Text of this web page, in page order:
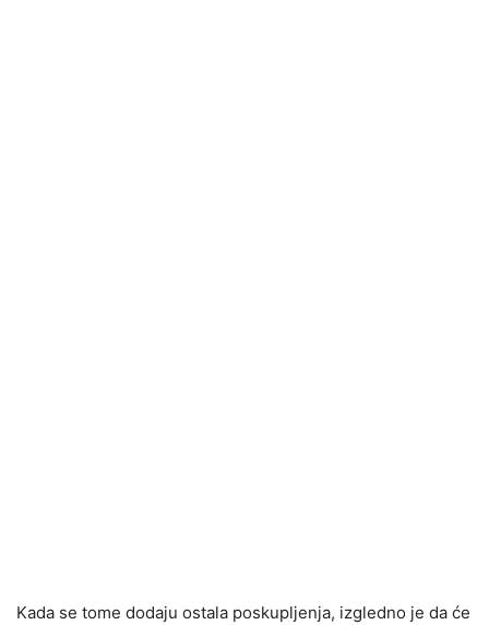
Kada se tome dodaju ostala poskupljenja, izgledno je da će